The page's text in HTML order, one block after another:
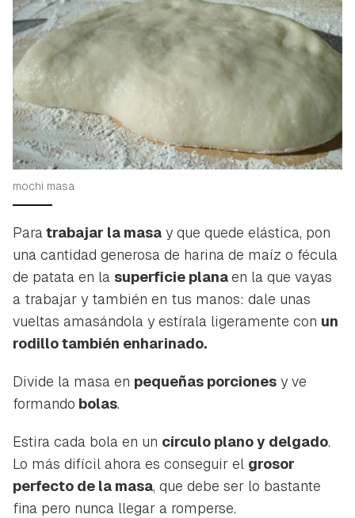
mochi masa
Paratrabajar la masa y que quede elástica, pon
una cantidad generosa de harina de maíz o fécula
de patata en la superficie planaen la que vayas
a trabajar y también en tus manos: dale unas
vueltas amasándola y estírala ligeramente con un
rodillo también enharinado.
Divide la masa en pequeñas porciones y ve
formando bolas.
Estira cada bola en un círculo plano y delgado.
Lo más difícil ahora es conseguir el grosor
perfecto de la masa, que debe ser lo bastante
fina pero nunca llegar a romperse.